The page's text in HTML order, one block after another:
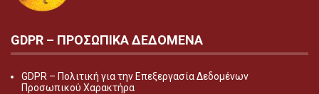
GDPR – ΠΡΟΣΩΠΙΚA ΔΕΔΟΜEΝΑ
GDPR – Πολιτική για την Επεξεργασία Δεδομένων
Προσωπικού Χαρακτήρα